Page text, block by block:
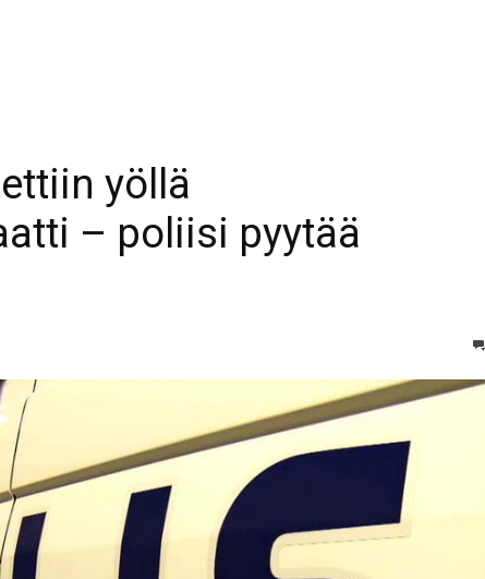
yöllä
– poliisi pyytää